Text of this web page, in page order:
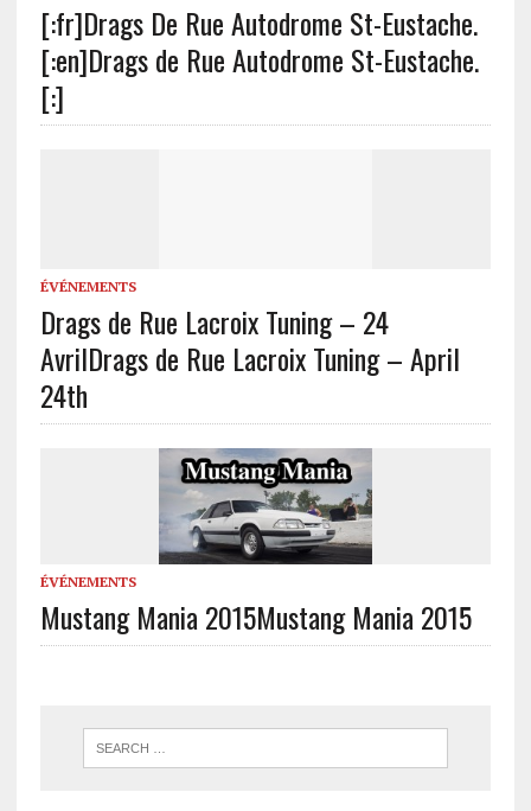
[:fr]Drags De Rue Autodrome St-Eustache.
[:en]Drags de Rue Autodrome St-Eustache.
[:]
ÉVÉNEMENTS
Drags de Rue Lacroix Tuning – 24
AvrilDrags de Rue Lacroix Tuning – April
24th
ÉVÉNEMENTS
Mustang Mania 2015Mustang Mania 2015